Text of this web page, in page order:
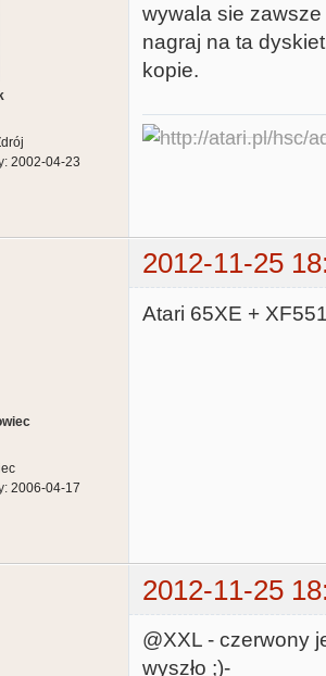
2002-04-23
wywala sie
nagraj na ta
kopie.
2012-11-25
2006-04-17
Atari 65XE +
2012-11-25
@XXL - czerwony
wyszło ;)-